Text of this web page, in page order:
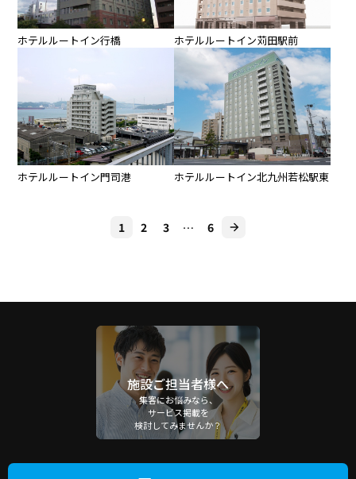
ホテルルートイン行橋 ホテルルートイン苅田駅前
ホテルルートイン門司港 ホテルルートイン北九州若松駅東
1 2 3 … 6
施設ご担当者様へ
集客にお悩みなら、
サービス掲載を
検討してみませんか？